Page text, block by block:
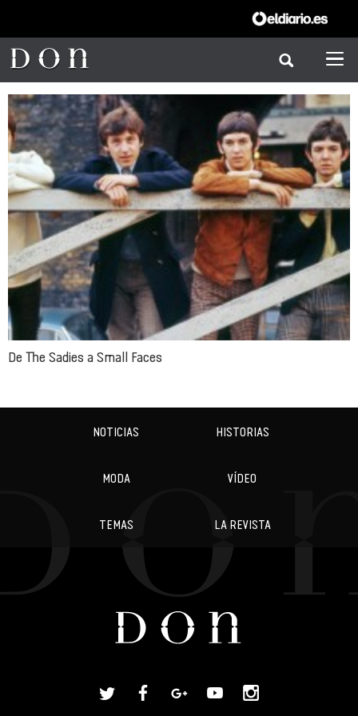
De The Sadies a Small Faces
NOTICIAS HISTORIAS
MODA VÍDEO
TEMAS LA REVISTA